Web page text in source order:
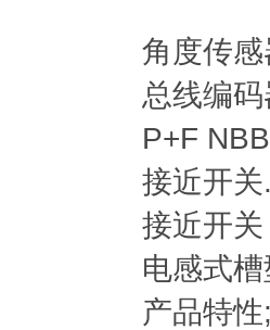
角度传
总线编
P+F
接近开
接近开
电感式
产品特性